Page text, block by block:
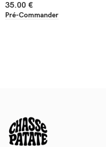
35.00 €
Pré-Commander